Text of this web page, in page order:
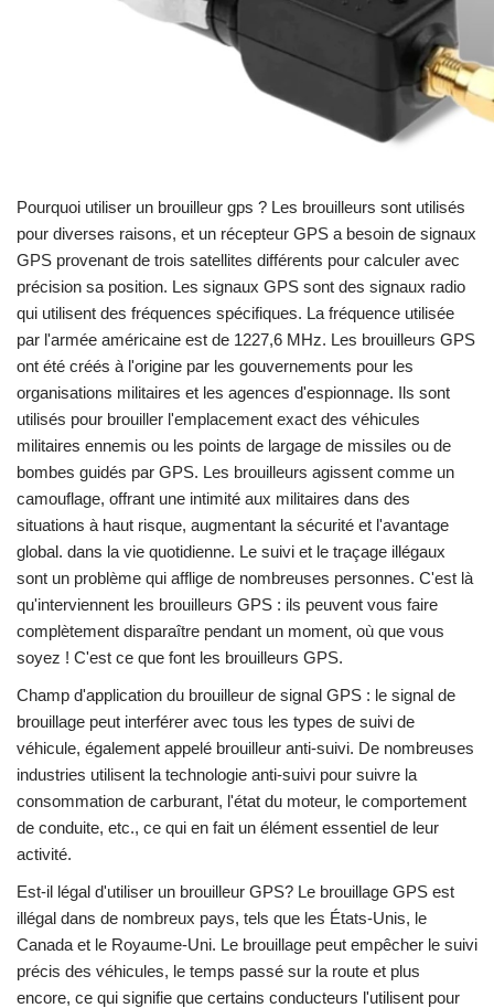
Pourquoi utiliser un brouilleur gps ? Les brouilleurs sont utilisés
pour diverses raisons, et un récepteur GPS a besoin de signaux
GPS provenant de trois satellites différents pour calculer avec
précision sa position. Les signaux GPS sont des signaux radio
qui utilisent des fréquences spécifiques. La fréquence utilisée
par l'armée américaine est de 1227,6 MHz. Les brouilleurs GPS
ont été créés à l'origine par les gouvernements pour les
organisations militaires et les agences d'espionnage. Ils sont
utilisés pour brouiller l'emplacement exact des véhicules
militaires ennemis ou les points de largage de missiles ou de
bombes guidés par GPS. Les brouilleurs agissent comme un
camouflage, offrant une intimité aux militaires dans des
situations à haut risque, augmentant la sécurité et l'avantage
global. dans la vie quotidienne. Le suivi et le traçage illégaux
sont un problème qui afflige de nombreuses personnes. C'est là
qu'interviennent les brouilleurs GPS : ils peuvent vous faire
complètement disparaître pendant un moment, où que vous
soyez ! C'est ce que font les brouilleurs GPS.
Champ d'application du brouilleur de signal GPS : le signal de
brouillage peut interférer avec tous les types de suivi de
véhicule, également appelé brouilleur anti-suivi. De nombreuses
industries utilisent la technologie anti-suivi pour suivre la
consommation de carburant, l'état du moteur, le comportement
de conduite, etc., ce qui en fait un élément essentiel de leur
activité.
Est-il légal d'utiliser un brouilleur GPS? Le brouillage GPS est
illégal dans de nombreux pays, tels que les États-Unis, le
Canada et le Royaume-Uni. Le brouillage peut empêcher le suivi
précis des véhicules, le temps passé sur la route et plus
encore, ce qui signifie que certains conducteurs l'utilisent pour